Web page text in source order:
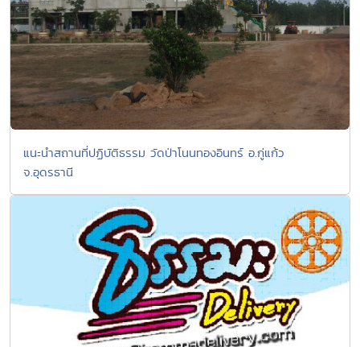
แนะนำสถานที่ปฏิบัติธรรม วัดป่าโนนทองอินทร์ อ.กู่แก้ว
จ.อุดรธานี